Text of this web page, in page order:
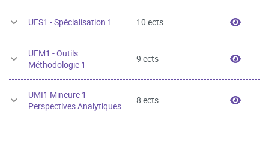
UES1 - Spécialisation 1 10 ects UES1
UEM1 - Outils
Méthodologie 1
9 ects
UMI1 Mineure 1 -
Perspectives Analytiques
8 ects UMI1